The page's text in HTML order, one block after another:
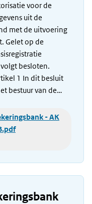
voor de
uit de
met de uitvoering
Gelet op de
besloten.
1 In dit besluit
bestuur van de…
- AK